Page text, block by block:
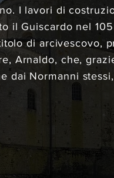
I lavori di
il Guiscardo nel
di arcivescovo,
Arnaldo, che,
dai Normanni